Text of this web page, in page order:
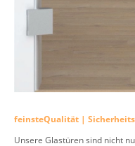
feinsteQualität |
Unsere Glastüren sind nicht